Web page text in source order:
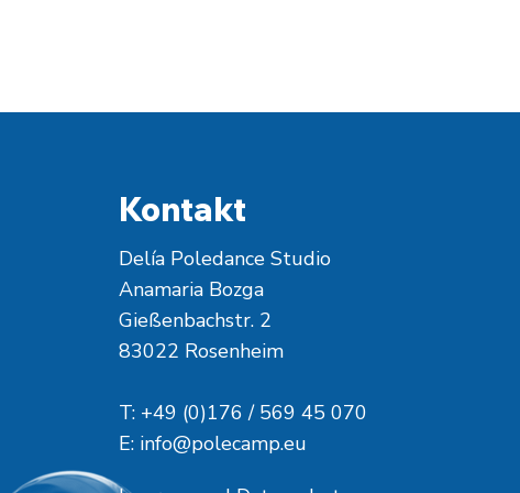
Kontakt
Delía Poledance Studio
Anamaria Bozga
Gießenbachstr. 2
83022 Rosenheim
T: +49 (0)176 / 569 45 070
E: info@polecamp.eu